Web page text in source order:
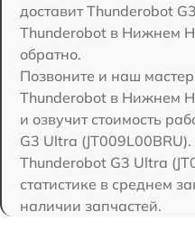
доставит Thunderobot
Thunderobot в Нижнем
обратно.
Позвоните и наш
Thunderobot в Нижнем
и озвучит стоимость
G3 Ultra
Thunderobot G3 Ultra
статистике в среднем
наличии запчастей.